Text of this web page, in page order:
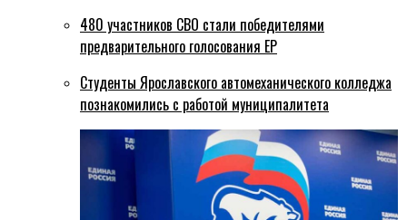
480 участников СВО стали победителями
предварительного голосования ЕР
Студенты Ярославского автомеханического колледжа
познакомились с работой муниципалитета